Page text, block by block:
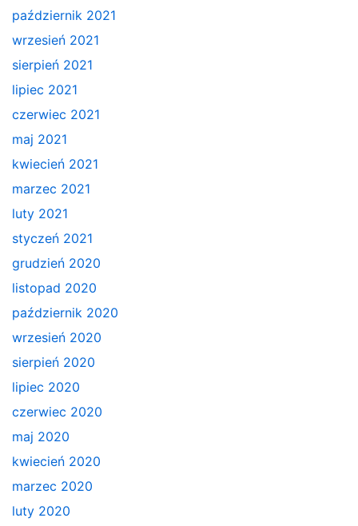
październik 2021
wrzesień 2021
sierpień 2021
lipiec 2021
czerwiec 2021
maj 2021
kwiecień 2021
marzec 2021
luty 2021
styczeń 2021
grudzień 2020
listopad 2020
październik 2020
wrzesień 2020
sierpień 2020
lipiec 2020
czerwiec 2020
maj 2020
kwiecień 2020
marzec 2020
luty 2020